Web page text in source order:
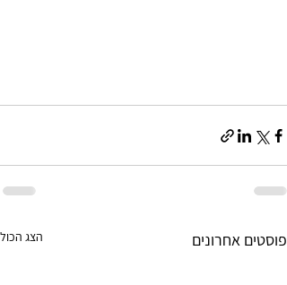
פוסטים אחרונים הצג הכול